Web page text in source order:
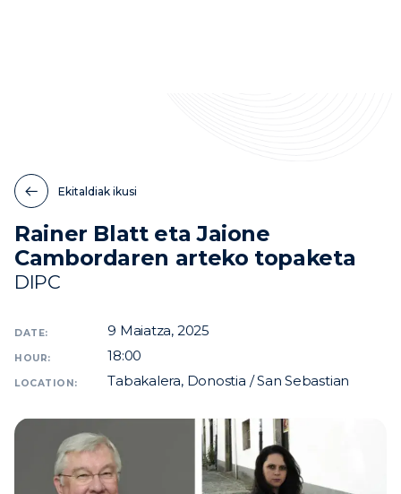
Ekitaldiak
Ekitaldiak ikusi
Rainer Blatt eta Jaione
Cambordaren arteko topaketa
DIPC
DATE: 9 Maiatza, 2025
HOUR: 18:00
LOCATION: Tabakalera, Donostia / San Sebastian